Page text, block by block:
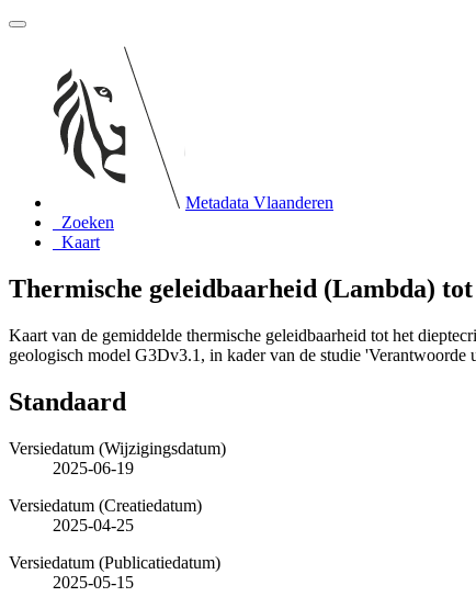
Metadata Vlaanderen
Zoeken
Kaart
Thermische geleidbaarheid (Lambda)
Kaart van de gemiddelde thermische geleidbaarheid tot het
geologisch model G3Dv3.1, in kader van de studie
Standaard
Versiedatum (Wijzigingsdatum)
2025-06-19
Versiedatum (Creatiedatum)
2025-04-25
Versiedatum (Publicatiedatum)
2025-05-15